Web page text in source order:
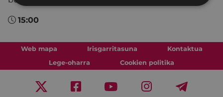
15:00
Web mapa Irisgarritasuna
Kontaktua
Lege-oharra
Cookien politika